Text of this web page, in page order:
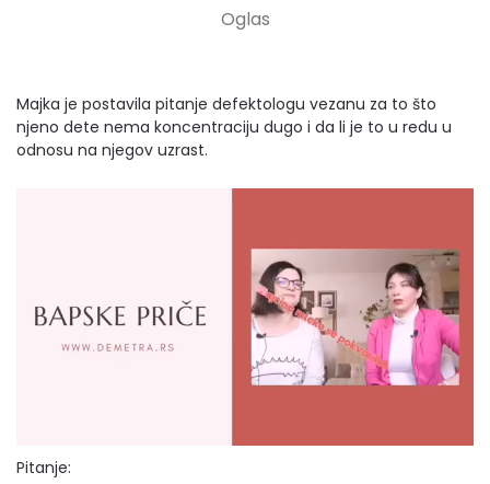
Majka je postavila pitanje defektologu vezanu za to što
njeno dete nema koncentraciju dugo i da li je to u redu u
odnosu na njegov uzrast.
Pitanje: